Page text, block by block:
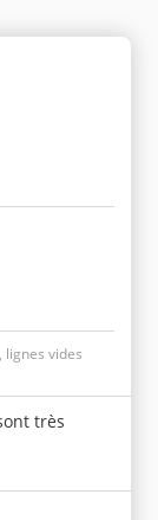
lignes vides